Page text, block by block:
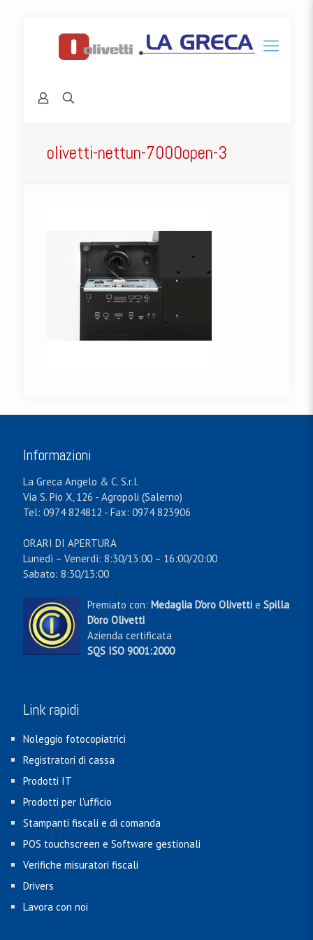
olivetti-nettun-7000open-3
Informazioni
La Greca Angelo & C. S.r.l.
Via S. Pio X, 126 - Agropoli (Salerno)
Tel: 0974 824812 - Fax: 0974 823906
ORARI DI APERTURA
Lunedì – Venerdì: 8:30/13:00 – 16:00/20:00
Sabato: 8:30/13:00
Premiato con: Medaglia D'oro Olivetti e Spilla
D'oro Olivetti
Azienda certificata
SQS ISO 9001:2000
Link rapidi
Noleggio fotocopiatrici
Registratori di cassa
Prodotti IT
Prodotti per l'ufficio
Stampanti fiscali e di comanda
POS touchscreen e Software gestionali
Verifiche misuratori fiscali
Drivers
Lavora con noi